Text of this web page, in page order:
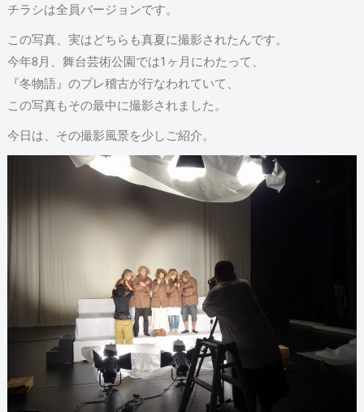
チラシは全員バージョンです。
この写真、実はどちらも真夏に撮影されたんです。
今年8月、舞台芸術公園では1ヶ月にわたって、
『冬物語』のプレ稽古が行なわれていて、
この写真もその最中に撮影されました。
今日は、その撮影風景を少しご紹介。